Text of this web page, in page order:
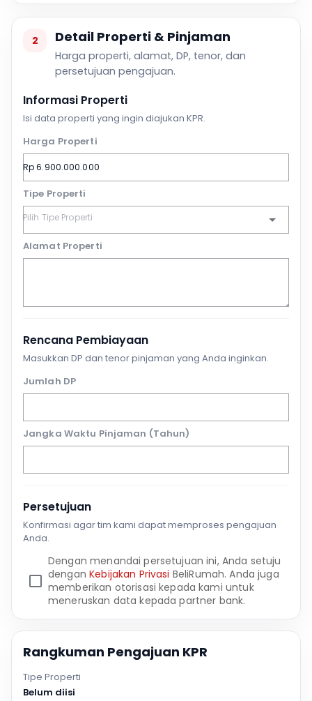
2 Detail Properti & Pinjaman
Harga properti, alamat, DP, tenor, dan
persetujuan pengajuan.
Informasi Properti
Isi data properti yang ingin diajukan KPR.
Harga Properti
Tipe Properti
Alamat Properti
Rencana Pembiayaan
Masukkan DP dan tenor pinjaman yang Anda inginkan.
Jumlah DP
Jangka Waktu Pinjaman (Tahun)
Persetujuan
Konfirmasi agar tim kami dapat memproses pengajuan
Anda.
Dengan menandai persetujuan ini, Anda setuju
denganKebijakan Privasi BeliRumah. Anda juga
memberikan otorisasi kepada kami untuk
meneruskan data kepada partner bank.
Rangkuman Pengajuan KPR
Tipe Properti
Belum diisi